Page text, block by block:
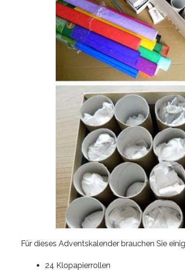
Für dieses Adventskalender brauchen Sie
24 Klopapierrollen